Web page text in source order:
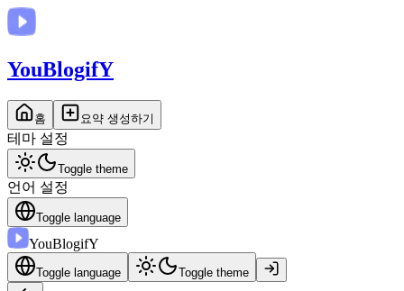
YouBlogifY
홈 요약 생성하기
테마 설정
Toggle theme
언어 설정
Toggle language
YouBlogifY
Toggle language Toggle theme